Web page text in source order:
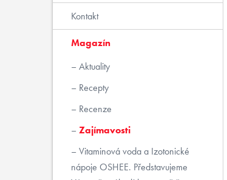
Kontakt
Magazín
Aktuality
Recepty
Recenze
Zajímavosti
Vitaminová voda a Izotonické
nápoje OSHEE. Představujeme